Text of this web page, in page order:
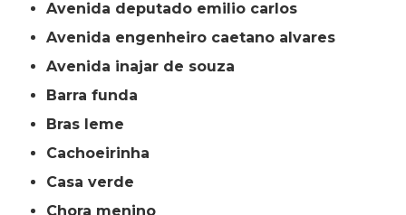
avenida deputado emilio carlos
avenida engenheiro caetano alvares
avenida inajar de souza
barra funda
bras leme
cachoeirinha
casa verde
chora menino